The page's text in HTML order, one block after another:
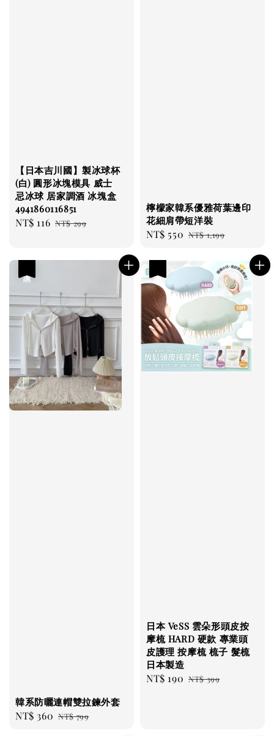
【日本吉川國】製冰球杯
(白) 圓形冰塊模具 威士
忌冰球 居家調酒 冰塊盒
4941860116851
Sale
NT$ 116 Regular
NT$ 299
檸檬家韓系優雅荷葉邊印
花細肩帶短洋裝
Sale
NT$ 550 Regular
NT$ 1,199
韓系防曬連帽雙拉鍊外套
Sale
NT$ 360 Regular
NT$ 799
日本 VeSS 雲朵形頭皮按
摩梳 HARD 硬款 專業頭
皮護理 按摩梳 梳子 髮梳
日本製造
Sale
NT$ 190 Regular
NT$ 399